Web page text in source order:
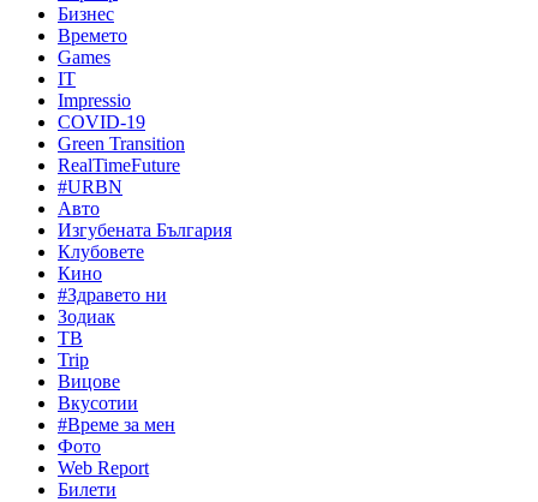
Бизнес
Времето
Games
IT
Impressio
COVID-19
Green Transition
RealTimeFuture
#URBN
Авто
Изгубената България
Клубовете
Кино
#Здравето ни
Зодиак
ТВ
Trip
Вицове
Вкусотии
#Време за мен
Фото
Web Report
Билети